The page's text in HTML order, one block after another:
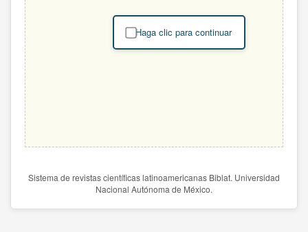
Haga clic para continuar
Sistema de revistas científicas latinoamericanas Biblat. Universidad
Nacional Autónoma de México.